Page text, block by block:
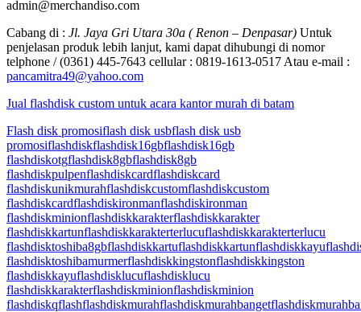
admin@merchandiso.com
Cabang di : Jl. Jaya Gri Utara 30a ( Renon – Denpasar) Untuk
penjelasan produk lebih lanjut, kami dapat dihubungi di nomor
telphone / (0361) 445-7643 cellular : 0819-1613-0517 Atau e-mail :
pancamitra49@yahoo.com
Jual flashdisk custom untuk acara kantor murah di batam
Flash disk promosiflash disk usbflash disk usb
promosiflashdiskflashdisk16gbflashdisk16gb
flashdiskotgflashdisk8gbflashdisk8gb
flashdiskpulpenflashdiskcardflashdiskcard
flashdiskunikmurahflashdiskcustomflashdiskcustom
flashdiskcardflashdiskironmanflashdiskironman
flashdiskminionflashdiskkarakterflashdiskkarakter
flashdiskkartunflashdiskkarakterterlucuflashdiskkarakterterlucu
flashdisktoshiba8gbflashdiskkartuflashdiskkartunflashdiskkayu
flashdisktoshibamurmerflashdiskkingstonflashdiskkingston
flashdiskkayuflashdisklucuflashdisklucu
flashdiskkarakterflashdiskminionflashdiskminion
flashdiskqflashflashdiskmurahflashdiskmurahbanget